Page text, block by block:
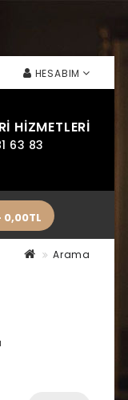
HESABIM
HIZMETLERI
63 83
0,00TL
Arama